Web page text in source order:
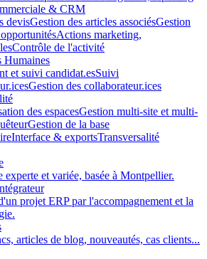
& CRM
devisGestion des articles associésGestion
Actions marketing,
Contrôle de l'activité
Humaines
et suivi candidat.esSuivi
Gestion des collaborateur.ices
des espacesGestion multi-site et multi-
Gestion de la base
Interface & exportsTransversalité
experte et variée, basée à Montpellier.
projet ERP par l'accompagnement et la
articles de blog, nouveautés, cas clients...